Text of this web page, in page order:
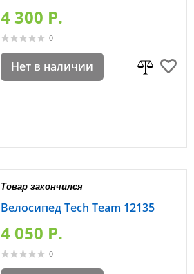
4 300 P.
0
Нет в наличии
Товар закончился
Велосипед Tech Team 12135
4 050 P.
0